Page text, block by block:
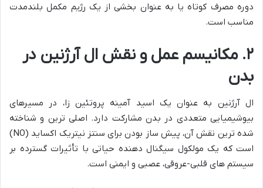
دوره مصرف کوتاه یا به عنوان بخشی از یک رژیم مکمل بلندمدت
مناسب است.
۲. مکانیسم عمل و نقش ال آرژنین در
بدن
ال آرژنین به عنوان یک اسید آمینه پروتئین زا، در مسیرهای
بیوشیمیایی متعددی در بدن مشارکت دارد. اصلی ترین و شناخته
شده ترین نقش آن، پیش ساز بودن برای سنتز نیتریک اکساید (NO)
است که یک مولکول سیگنال دهنده حیاتی با تأثیرات گسترده بر
سیستم های قلبی-عروقی، عصبی و ایمنی است.